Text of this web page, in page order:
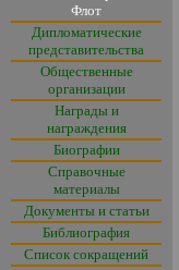
Флот
Дипломатические
представительства
Общественные
организации
Награды и
награждения
Биографии
Справочные
материалы
Документы и статьи
Библиография
Список сокращений